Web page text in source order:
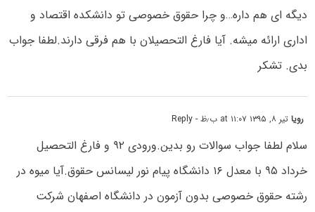
دیگه ای هم داره…و چرا حقوق خصوصی تو دانشکده اقتصاد و
اداری ارائه میشه. آیا فارغ التحصیلان با هم فرقی دارند.لطفا جواب
بدی. تشکر
رویاتیر ۸, ۱۳۹۵ at ۱۱:۰۷ ب٫ظ - Reply
سلام لطفا جواب سوالات رو بدین.ورودی ۹۲ و فارغ التحصیل
خرداد ۹۵ با معدل ۱۶ دانشگاه پیام نور لیسانس حقوق.آیا میوه در
رشته حقوق خصوصی بدون آزمون در دانشگاه اصفهان شرکت